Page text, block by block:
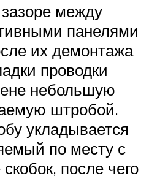
между
панелями
их демонтажа
проводки
небольшую
штробой.
укладывается
по месту с
после чего